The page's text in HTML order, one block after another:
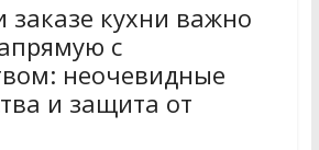
заказе кухни важно
с
неочевидные
и защита от